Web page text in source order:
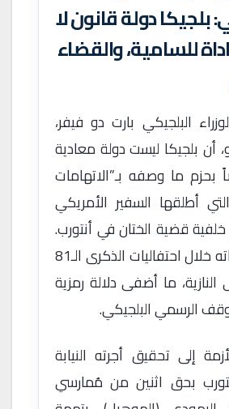
بلجيكا دولة قانون لا
للسامية، والقضاء
البلجيكي بارت دو فيفر،
6 مايو، أن بلجيكا ليست دولة معادية
بحزم ما وصفه بـ”الاتهامات
أطلقها السفير الأمريكي
قضية الختان في أنتورب.
وجاءت تصريحاته خلال احتفاليات الذكرى الـ81
النازية، ما أضفى دلالة رمزية
الرسمي البلجيكي.
إلى تحقيق أجرته النيابة
بحق اثنين من مُمارسي